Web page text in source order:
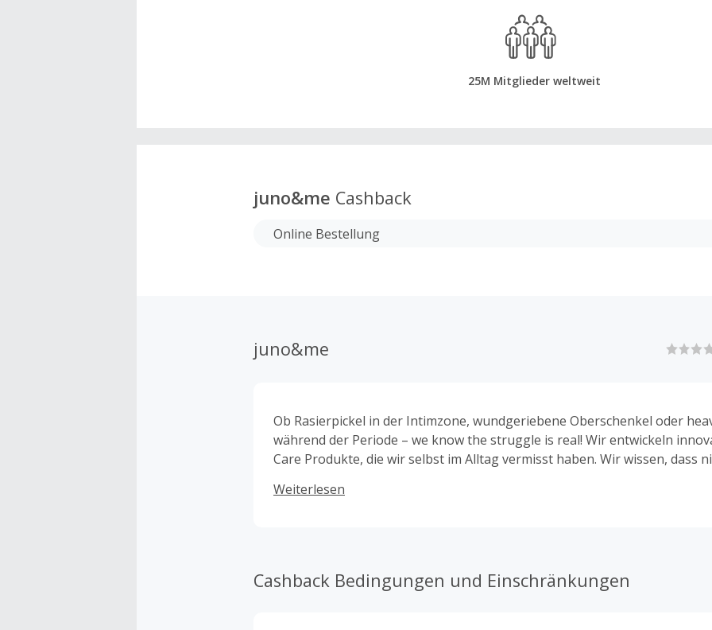
25M Mitglieder weltweit
juno&me Cashback
Online Bestellung
juno&me
Ob Rasierpickel in der Intimzone, wundgeriebene Oberschenkel oder
während der Periode – we know the struggle is real! Wir entwickeln
Care Produkte, die wir selbst im Alltag vermisst haben. Wir wissen, dass
Anspruch: Jedes unserer Produkte ist ein echter Gamechanger und sorgt
Weiterlesen
Cashback Bedingungen und Einschränkungen